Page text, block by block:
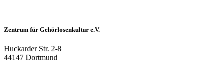
Zentrum für Gehörlosenkultur e.V.
Huckarder Str. 2-8
44147 Dortmund